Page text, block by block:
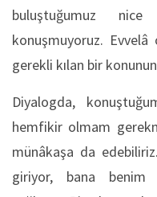
buluştuğumuz
konuşmuyoruz.
gerekli kılan bir
Diyalogda,
hemfikir olmam
münâkaşa da
giriyor, bana benim